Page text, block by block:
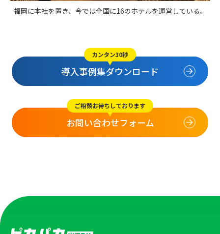
福岡に本社を置き、今では全国に16のホテルを運営している。
カンタン30秒
導入事例集ダウンロード
ご相談お待ちしております
お問い合わせフォーム